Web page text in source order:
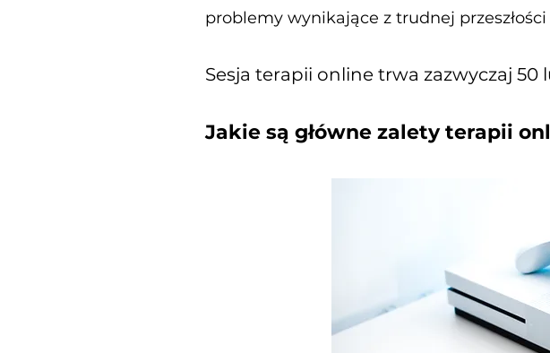
problemy wynikające z trudnej
Sesja terapii online trwa zazwyczaj 50
Jakie są główne zalety terapii